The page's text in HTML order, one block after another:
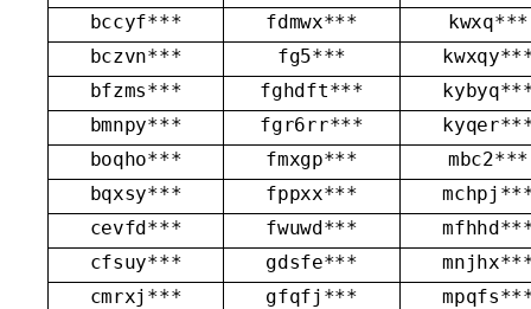
bccyf***
fdmwx***
kwxq***
bczvn***
fg5***
bfzms***
fghdft***
bmnpy***
fgr6rr***
boqho***
fmxgp***
mbc2***
bqxsy***
fppxx***
cevfd***
fwuwd***
cfsuy***
gdsfe***
cmrxj***
gfqfj***